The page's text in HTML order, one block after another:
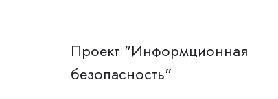
Проект "Информционная
безопасность"